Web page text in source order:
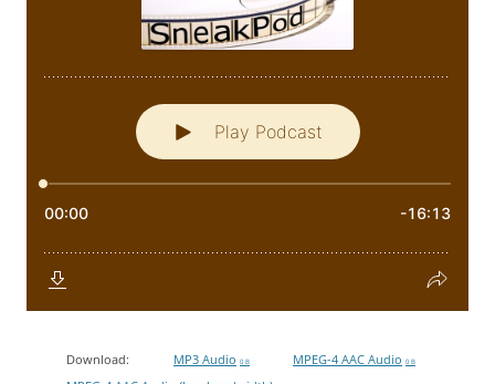
Download: MP3 Audio 0 B MPEG-4 AAC Audio 0 B